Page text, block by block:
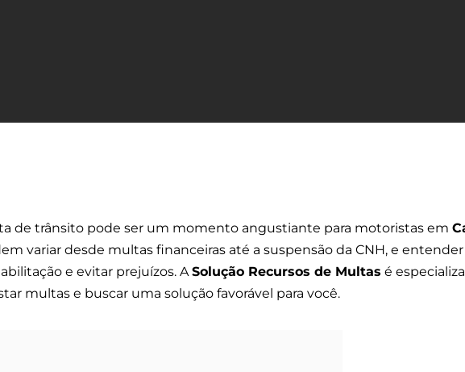
de trânsito pode ser um momento angustiante para motoristas em
variar desde multas financeiras até a suspensão da CNH, e
e evitar prejuízos. ASolução Recursos de Multas é
multas e buscar uma solução favorável para você.